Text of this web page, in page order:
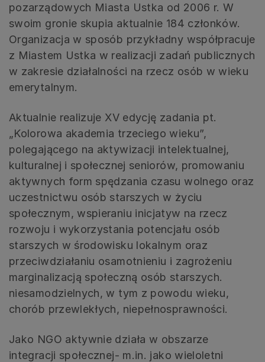
pozarządowych Miasta Ustka od 2006 r. W
swoim gronie skupia aktualnie 184 członków.
Organizacja w sposób przykładny współpracuje
z Miastem Ustka w realizacji zadań publicznych
w zakresie działalności na rzecz osób w wieku
emerytalnym.
Aktualnie realizuje XV edycję zadania pt.
„Kolorowa akademia trzeciego wieku”,
polegającego na aktywizacji intelektualnej,
kulturalnej i społecznej seniorów, promowaniu
aktywnych form spędzania czasu wolnego oraz
uczestnictwu osób starszych w życiu
społecznym, wspieraniu inicjatyw na rzecz
rozwoju i wykorzystania potencjału osób
starszych w środowisku lokalnym oraz
przeciwdziałaniu osamotnieniu i zagrożeniu
marginalizacją społeczną osób starszych.
niesamodzielnych, w tym z powodu wieku,
chorób przewlekłych, niepełnosprawności.
Jako NGO aktywnie działa w obszarze
integracji społecznej- m.in. jako wieloletni